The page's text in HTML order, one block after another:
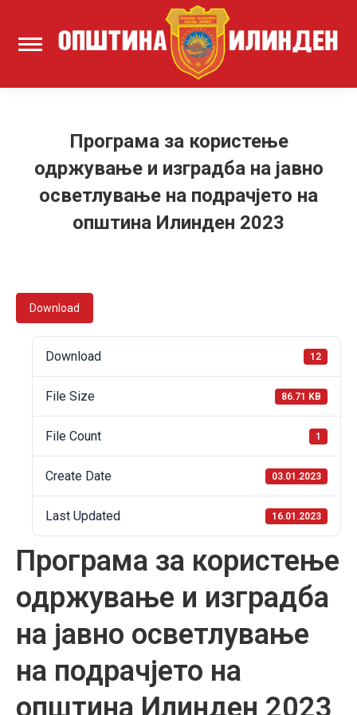
Програма за користење
одржување и изградба на јавно
осветлување на подрачјето на
општина Илинден 2023
Download
Download 12
File Size 86.71 KB
File Count 1
Create Date 03.01.2023
Last Updated 16.01.2023
Програма за користење
одржување и изградба
на јавно осветлување
на подрачјето на
општина Илинден 2023